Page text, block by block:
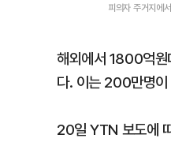
피의자 주거지에
해외에서 1800억원
다. 이는 200만명이
20일 YTN 보도에